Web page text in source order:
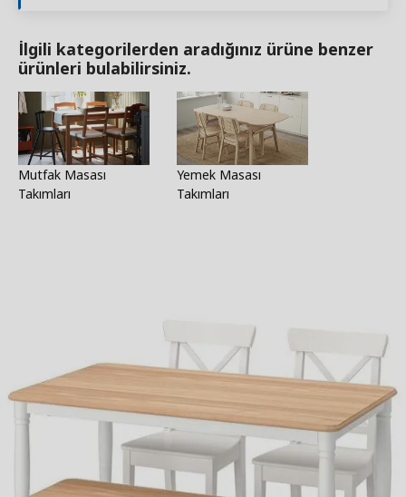
İlgili kategorilerden aradığınız ürüne benzer
ürünleri bulabilirsiniz.
Mutfak Masası
Takımları
Yemek Masası
Takımları